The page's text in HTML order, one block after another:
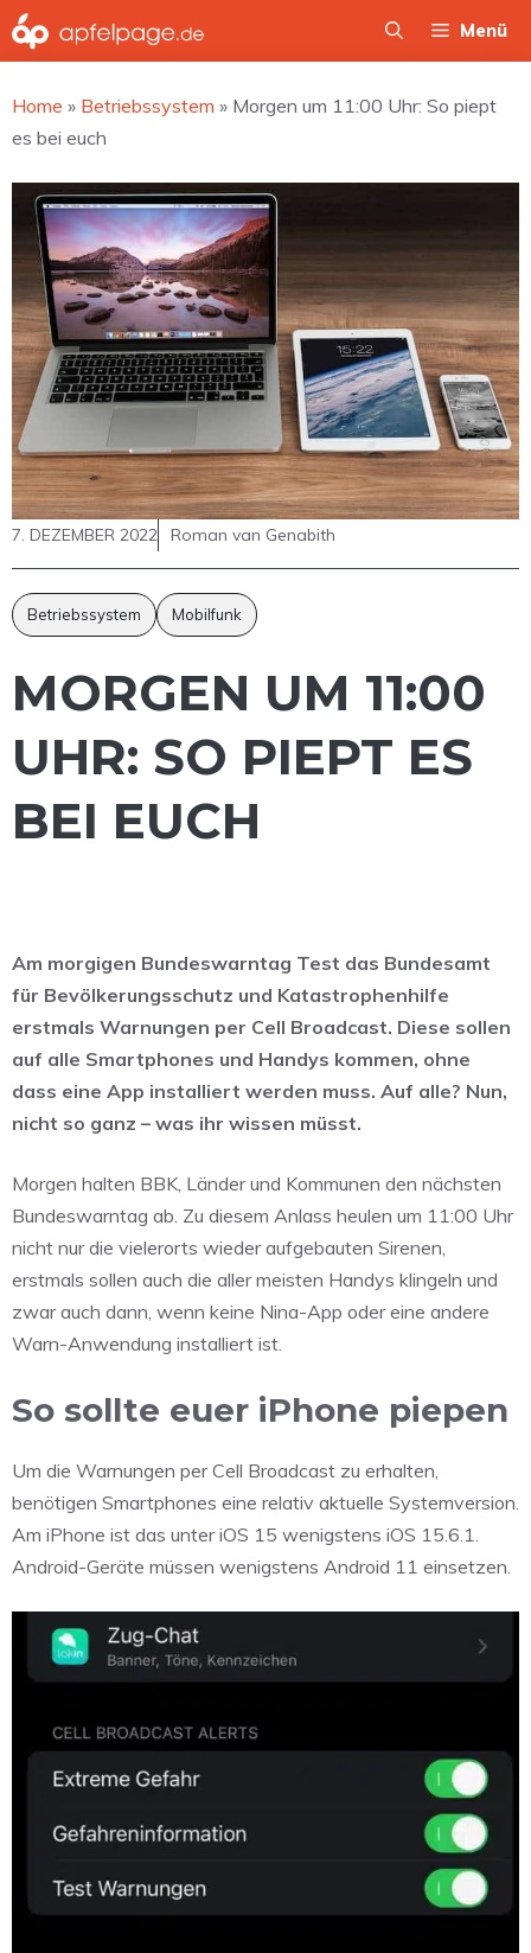
Zum
Inhalt
Menü
Home » Betriebssystem » Morgen um 11:00 Uhr: So piept
es bei euch
7. DEZEMBER 2022 Roman van Genabith
Betriebssystem Mobilfunk
MORGEN UM 11:00
UHR: SO PIEPT ES
BEI EUCH
Am morgigen Bundeswarntag Test das Bundesamt
für Bevölkerungsschutz und Katastrophenhilfe
erstmals Warnungen per Cell Broadcast. Diese sollen
auf alle Smartphones und Handys kommen, ohne
dass eine App installiert werden muss. Auf alle? Nun,
nicht so ganz – was ihr wissen müsst.
Morgen halten BBK, Länder und Kommunen den nächsten
Bundeswarntag ab. Zu diesem Anlass heulen um 11:00 Uhr
nicht nur die vielerorts wieder aufgebauten Sirenen,
erstmals sollen auch die aller meisten Handys klingeln und
zwar auch dann, wenn keine Nina-App oder eine andere
Warn-Anwendung installiert ist.
So sollte euer iPhone piepen
Um die Warnungen per Cell Broadcast zu erhalten,
benötigen Smartphones eine relativ aktuelle Systemversion.
Am iPhone ist das unter iOS 15 wenigstens iOS 15.6.1.
Android-Geräte müssen wenigstens Android 11 einsetzen.